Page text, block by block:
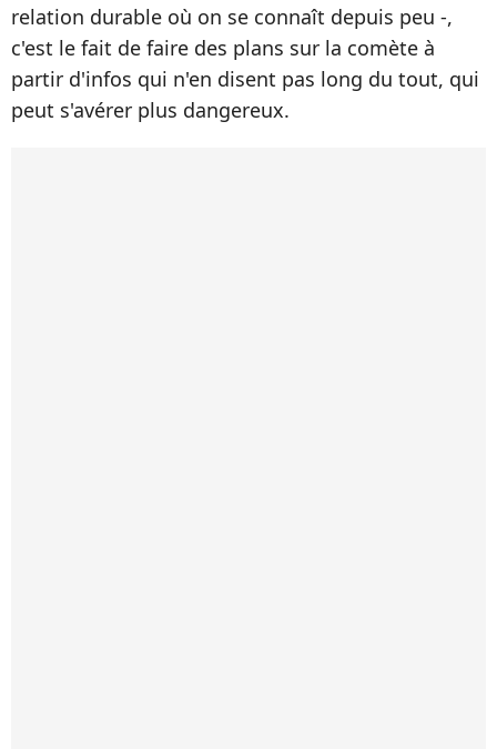
relation durable où on se connaît depuis peu -,
c'est le fait de faire des plans sur la comète à
partir d'infos qui n'en disent pas long du tout, qui
peut s'avérer plus dangereux.